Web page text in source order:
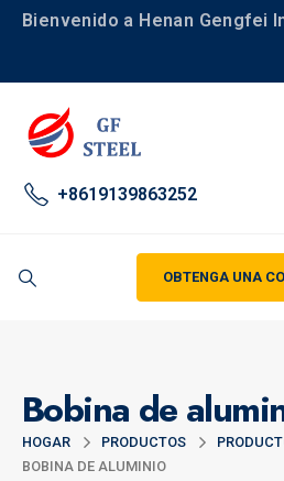
Bienvenido a Henan Gengfei
+8619139863252
OBTENGA UNA
Bobina de
HOGAR PRODUCTOS
BOBINA DE ALUMINIO